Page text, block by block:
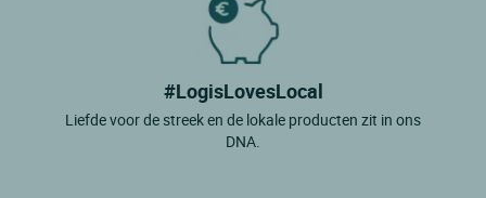
#LogisLovesLocal
Liefde voor de streek en de lokale producten zit in ons
DNA.